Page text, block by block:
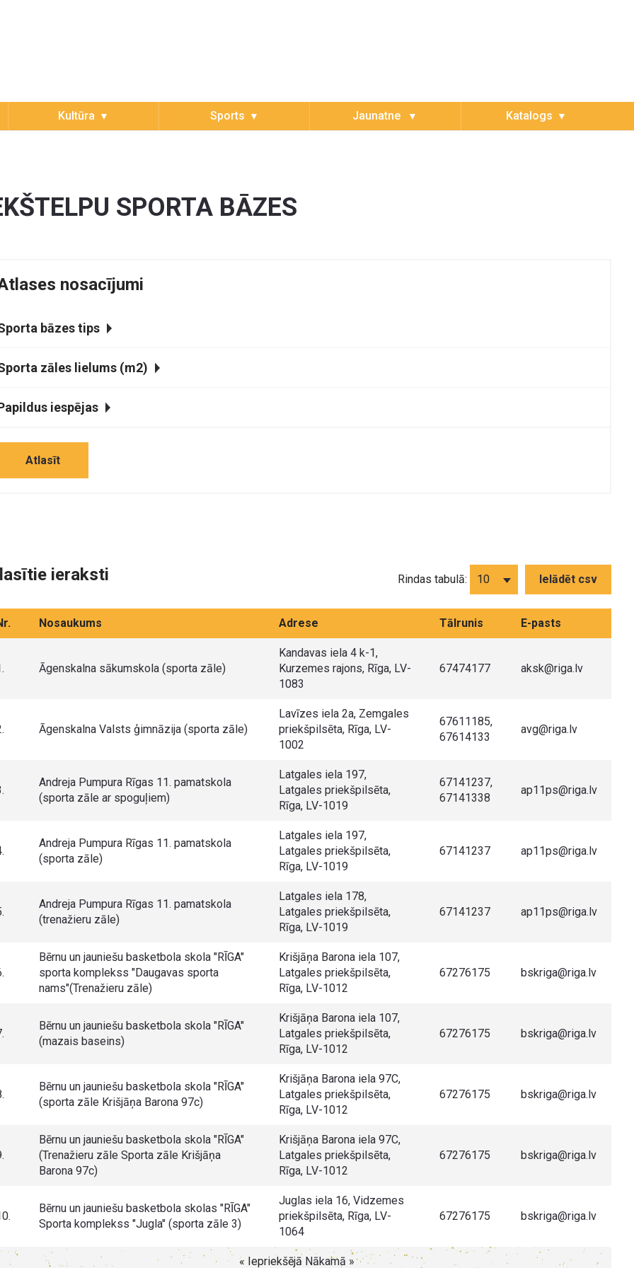
Kultūra Sports Jaunatne Katalogs
SPORTA BĀZES
nosacījumi
bāzes tips
zāles lielums (m2)
iespējas
Atlasīt
ieraksti Rindas tabulā: Ielādēt csv
Nosaukums Adrese Tālrunis E-pasts
Āgenskalna sākumskola (sporta zāle)
Kandavas iela 4 k-1,
Kurzemes rajons, Rīga, LV-
1083
67474177 aksk@riga.lv
Āgenskalna Valsts ģimnāzija (sporta zāle)
Lavīzes iela 2a, Zemgales
priekšpilsēta, Rīga, LV-
1002
67611185,
67614133
avg@riga.lv
Andreja Pumpura Rīgas 11. pamatskola
(sporta zāle ar spoguļiem)
Latgales iela 197,
Latgales priekšpilsēta,
Rīga, LV-1019
67141237,
67141338
ap11ps@riga.lv
Andreja Pumpura Rīgas 11. pamatskola
(sporta zāle)
Latgales iela 197,
Latgales priekšpilsēta,
Rīga, LV-1019
67141237 ap11ps@riga.lv
Andreja Pumpura Rīgas 11. pamatskola
(trenažieru zāle)
Latgales iela 178,
Latgales priekšpilsēta,
Rīga, LV-1019
67141237 ap11ps@riga.lv
Bērnu un jauniešu basketbola skola "RĪGA"
sporta komplekss "Daugavas sporta
nams"(Trenažieru zāle)
Krišjāņa Barona iela 107,
Latgales priekšpilsēta,
Rīga, LV-1012
67276175 bskriga@riga.lv
Bērnu un jauniešu basketbola skola "RĪGA"
(mazais baseins)
Krišjāņa Barona iela 107,
Latgales priekšpilsēta,
Rīga, LV-1012
67276175 bskriga@riga.lv
Bērnu un jauniešu basketbola skola "RĪGA"
(sporta zāle Krišjāņa Barona 97c)
Krišjāņa Barona iela 97C,
Latgales priekšpilsēta,
Rīga, LV-1012
67276175 bskriga@riga.lv
Bērnu un jauniešu basketbola skola "RĪGA"
(Trenažieru zāle Sporta zāle Krišjāņa
Barona 97c)
Krišjāņa Barona iela 97C,
Latgales priekšpilsēta,
Rīga, LV-1012
67276175 bskriga@riga.lv
Bērnu un jauniešu basketbola skolas "RĪGA"
Sporta komplekss "Jugla" (sporta zāle 3)
Juglas iela 16, Vidzemes
priekšpilsēta, Rīga, LV-
1064
67276175 bskriga@riga.lv
« Iepriekšējā Nākamā »